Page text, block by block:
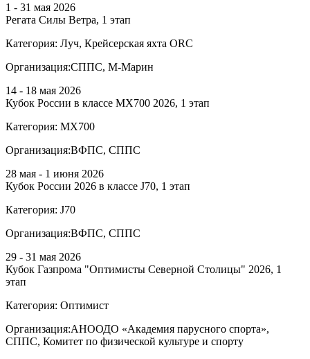
1 - 31 мая 2026
Регата Силы Ветра, 1 этап
Категория: Луч, Крейсерская яхта ORC
Организация:СППС, М-Марин
14 - 18 мая 2026
Кубок России в классе MX700 2026, 1 этап
Категория: МХ700
Организация:ВФПС, СППС
28 мая - 1 июня 2026
Кубок России 2026 в классе J70, 1 этап
Категория: J70
Организация:ВФПС, СППС
29 - 31 мая 2026
Кубок Газпрома "Оптимисты Северной Столицы" 2026, 1
этап
Категория: Оптимист
Организация:АНООДО «Академия парусного спорта»,
СППС, Комитет по физической культуре и спорту